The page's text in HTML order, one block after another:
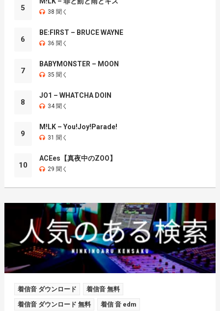
5 38 聞く
6
BE:FIRST – BRUCE WAYNE
36 聞く
7
BABYMONSTER – MOON
35 聞く
8
JO1 – WHATCHA DOIN
34 聞く
9
M!LK – You!Joy!Parade!
31 聞く
10
ACEes【真夜中のZOO】
29 聞く
着信音 ダウンロード 着信音 無料
着信音 ダウンロード 無料 着信 音 edm